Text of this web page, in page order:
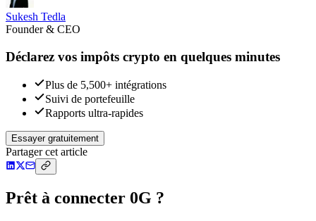
Sukesh Tedla
Founder & CEO
Déclarez vos impôts crypto en quelques minutes
Plus de 5,500+ intégrations
Suivi de portefeuille
Rapports ultra-rapides
Essayer gratuitement
Partager cet article
Prêt à connecter 0G ?